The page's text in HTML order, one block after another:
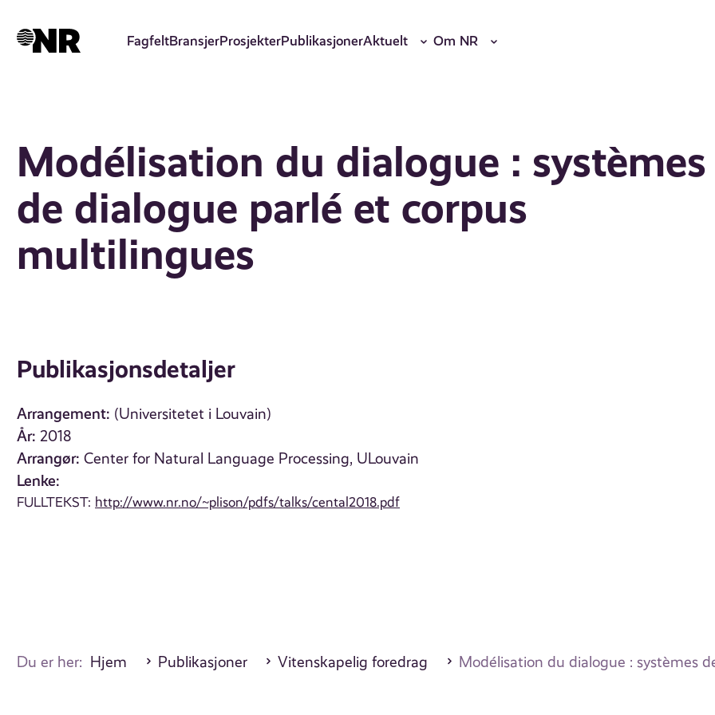
hovedinnhold
FagfeltBransjerProsjekterPublikasjonerAktuelt Om NR
Modélisation du dialogue : systèmes
de dialogue parlé et corpus
multilingues
Publikasjonsdetaljer
Arrangement: (Universitetet i Louvain)
År: 2018
Arrangør: Center for Natural Language Processing, ULouvain
Lenke:
FULLTEKST: http://www.nr.no/~plison/pdfs/talks/cental2018.pdf
Du er her: Hjem Publikasjoner Vitenskapelig foredrag Modélisation du dialogue : systèmes